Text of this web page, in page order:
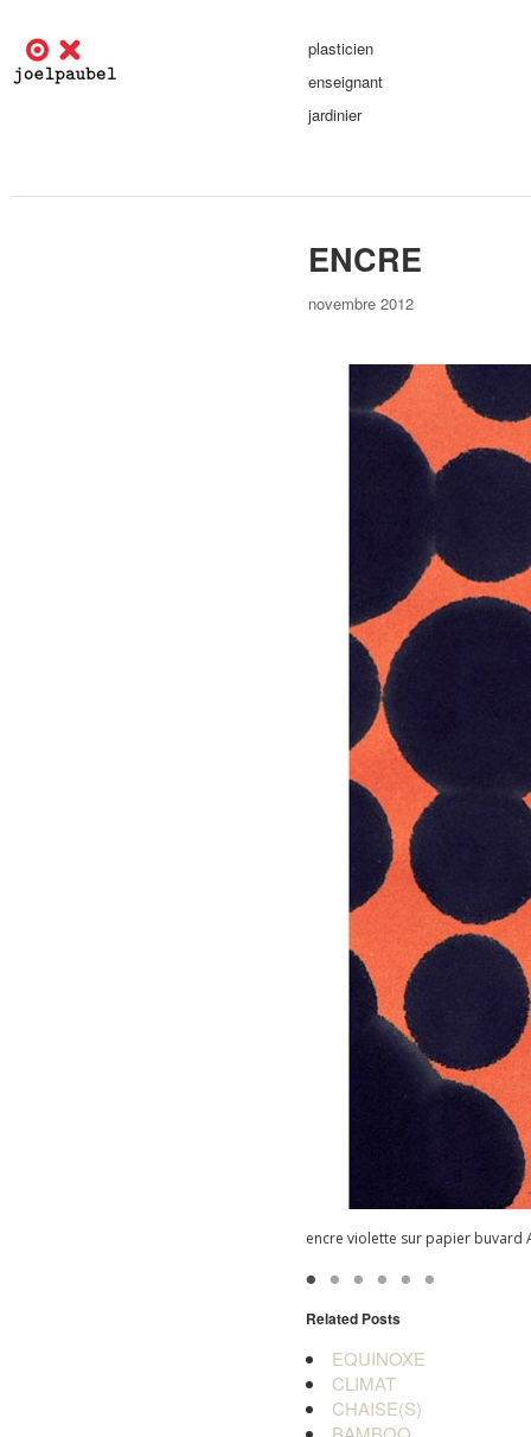
plasticien
enseignant
jardinier
ENCRE
novembre 2012
encre violette sur papier buvard
Related Posts
EQUINOXE
CLIMAT
CHAISE(S)